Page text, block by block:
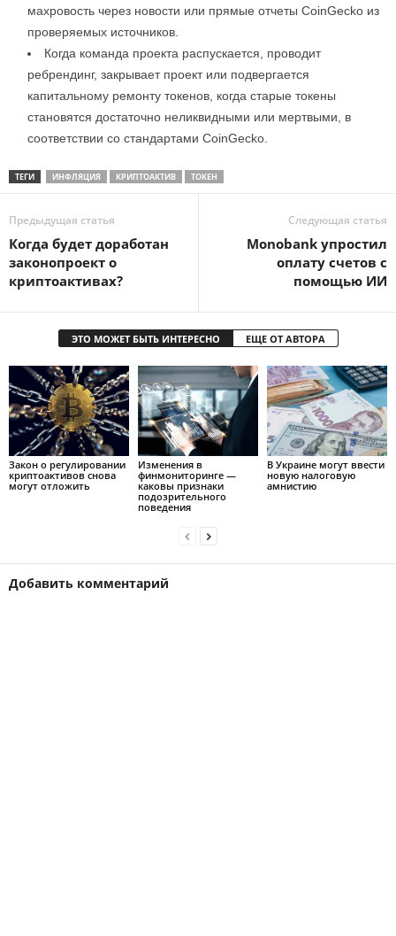
махровость через новости или прямые отчеты CoinGecko из
проверяемых источников.
Когда команда проекта распускается, проводит
ребрендинг, закрывает проект или подвергается
капитальному ремонту токенов, когда старые токены
становятся достаточно неликвидными или мертвыми, в
соответствии со стандартами CoinGecko.
ТЕГИ ИНФЛЯЦИЯ КРИПТОАКТИВ ТОКЕН
Предыдущая статья
Когда будет доработан
законопроект о
криптоактивах?
Следующая статья
Monobank упростил
оплату счетов с
помощью ИИ
ЭТО МОЖЕТ БЫТЬ ИНТЕРЕСНО ЕЩЕ ОТ АВТОРА
Закон о регулировании
криптоактивов снова
могут отложить
Изменения в
финмониторинге —
каковы признаки
подозрительного
поведения
В Украине могут ввести
новую налоговую
амнистию
Добавить комментарий